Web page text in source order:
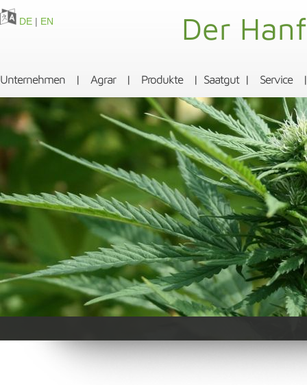
DE | EN Der
Unternehmen | Agrar | Produkte | Saatgut | Service |